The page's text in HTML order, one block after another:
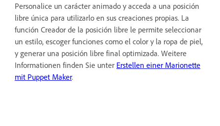
Personalice un carácter animado y acceda a una posición
libre única para utilizarlo en sus creaciones propias. La
función Creador de la posición libre le permite seleccionar
un estilo, escoger funciones como el color y la ropa de piel,
y generar una posición libre final optimizada. Weitere
Informationen finden Sie unter Erstellen einer Marionette
mit Puppet Maker.